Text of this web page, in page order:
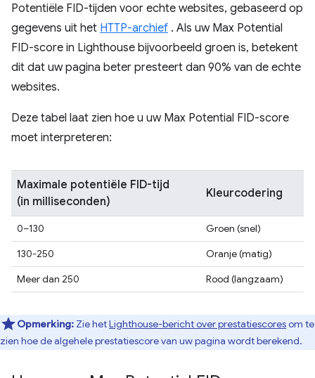
Potentiële FID-tijden voor echte websites, gebaseerd op
gegevens uit het HTTP-archief . Als uw Max Potential
FID-score in Lighthouse bijvoorbeeld groen is, betekent
dit dat uw pagina beter presteert dan 90% van de echte
websites.
Deze tabel laat zien hoe u uw Max Potential FID-score
moet interpreteren:
Maximale potentiële FID-tijd
(in milliseconden)
Kleurcodering
0–130
Groen (snel)
130-250
Oranje (matig)
Meer dan 250
Rood (langzaam)
Opmerking: Zie hetLighthouse-bericht over prestatiescoresom te
zien hoe de algehele prestatiescore van uw pagina wordt berekend.